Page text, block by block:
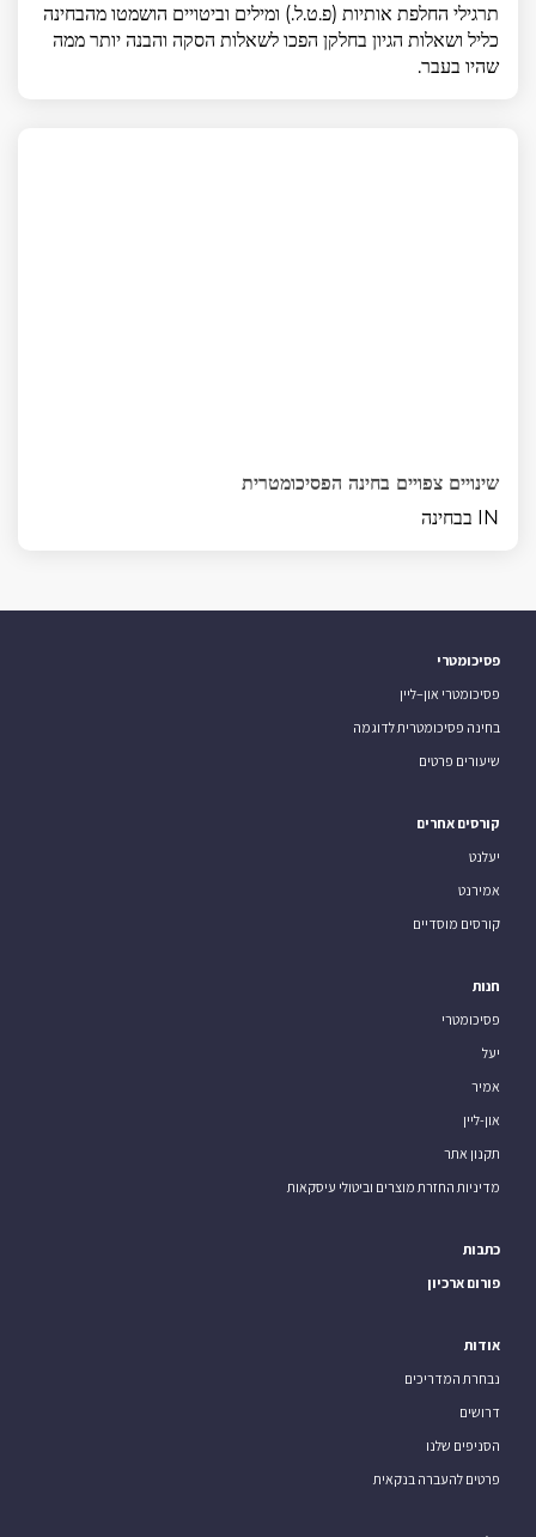
תרגילי החלפת אותיות (פ.ט.ל.) ומילים וביטויים הושמטו מהבחינה
כליל ושאלות הגיון בחלקן הפכו לשאלות הסקה והבנה יותר ממה
שהיו בעבר.
שינויים צפויים בחינה הפסיכומטרית
IN בבחינה
פסיכומטרי
פסיכומטרי און–ליין
בחינה פסיכומטרית לדוגמה
שיעורים פרטים
קורסים אחרים
יעלנט
אמירנט
קורסים מוסדיים
חנות
פסיכומטרי
יעל
אמיר
און-ליין
תקנון אתר
מדיניות החזרת מוצרים וביטולי עיסקאות
כתבות
פורום ארכיון
אודות
נבחרת המדריכים
דרושים
הסניפים שלנו
פרטים להעברה בנקאית